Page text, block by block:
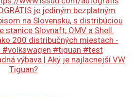
výbava | Aký je najlacnejší VW
Tiguan?